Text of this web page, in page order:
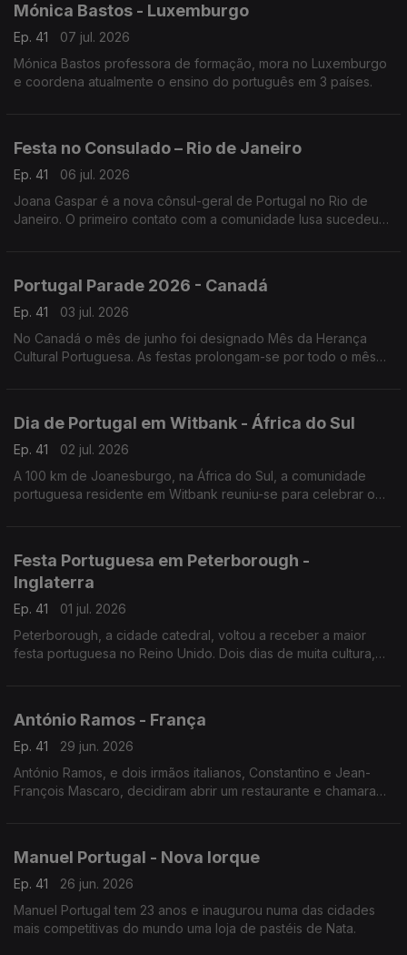
Mónica Bastos - Luxemburgo
Ep. 41
07 jul. 2026
Mónica Bastos professora de formação, mora no Luxemburgo
e coordena atualmente o ensino do português em 3 países.
Festa no Consulado – Rio de Janeiro
Ep. 41
06 jul. 2026
Joana Gaspar é a nova cônsul-geral de Portugal no Rio de
Janeiro. O primeiro contato com a comunidade lusa sucedeu
Portugal Parade 2026 - Canadá
Ep. 41
03 jul. 2026
No Canadá o mês de junho foi designado Mês da Herança
Cultural Portuguesa. As festas prolongam-se por todo o mês
Dia de Portugal em Witbank - África do Sul
Ep. 41
02 jul. 2026
A 100 km de Joanesburgo, na África do Sul, a comunidade
portuguesa residente em Witbank reuniu-se para celebrar o
Festa Portuguesa em Peterborough -
Inglaterra
Ep. 41
01 jul. 2026
Peterborough, a cidade catedral, voltou a receber a maior
festa portuguesa no Reino Unido. Dois dias de muita cultura,
António Ramos - França
Ep. 41
29 jun. 2026
António Ramos, e dois irmãos italianos, Constantino e Jean-
François Mascaro, decidiram abrir um restaurante e chamaram-
Manuel Portugal - Nova Iorque
Ep. 41
26 jun. 2026
Manuel Portugal tem 23 anos e inaugurou numa das cidades
mais competitivas do mundo uma loja de pastéis de Nata.